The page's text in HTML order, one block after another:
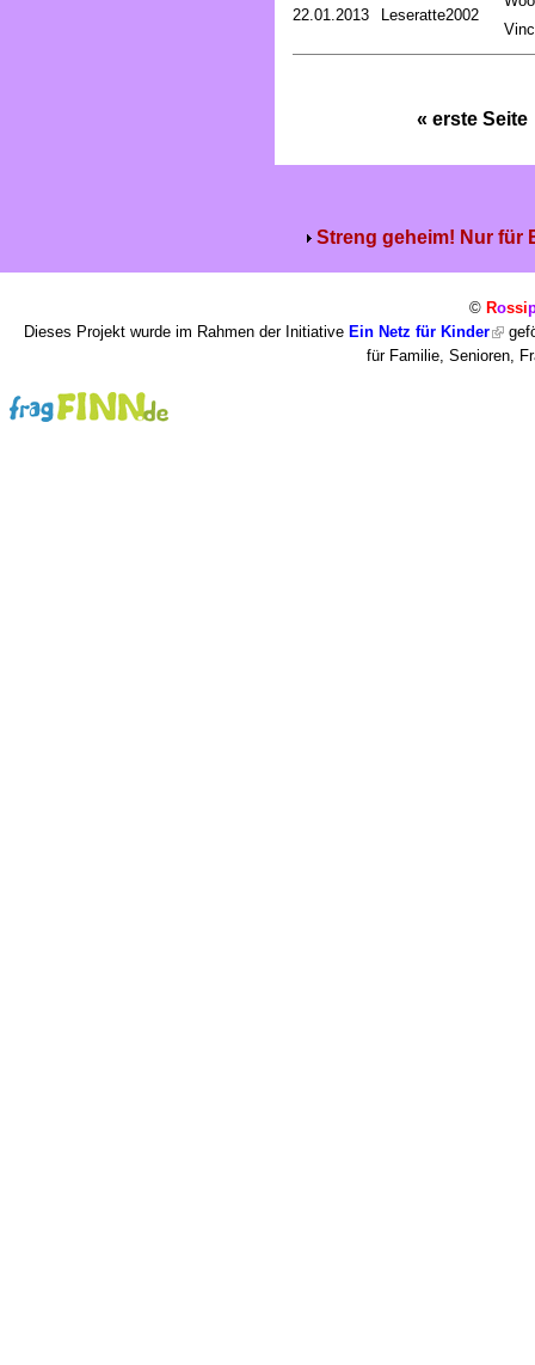
22.01.2013 Leseratte2002
« erste Seite
Streng geheim! Nur für
© Rossi
Dieses Projekt wurde im Rahmen der Initiative Ein Netz für Kinder
für Familie, Senioren,